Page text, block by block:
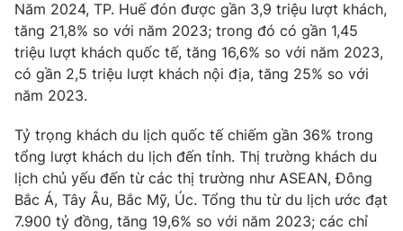
VTV4 Vươn mình bằng AI
VTV9 VTV8
THỜI BÁO VTV
Năm 2024, TP. Huế đón được gần 3,9 triệu lượt khách,
tăng 21,8% so với năm 2023; trong đó có gần 1,45
triệu lượt khách quốc tế, tăng 16,6% so với năm 2023,
có gần 2,5 triệu lượt khách nội địa, tăng 25% so với
năm 2023.
Tỷ trọng khách du lịch quốc tế chiếm gần 36% trong
tổng lượt khách du lịch đến tỉnh. Thị trường khách du
lịch chủ yếu đến từ các thị trường như ASEAN, Đông
Bắc Á, Tây Âu, Bắc Mỹ, Úc. Tổng thu từ du lịch ước đạt
7.900 tỷ đồng, tăng 19,6% so với năm 2023; các chỉ